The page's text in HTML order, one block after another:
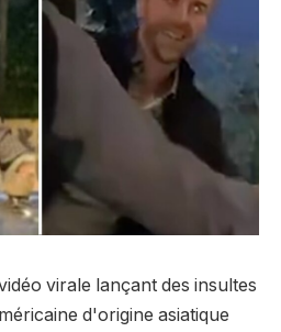
virale lançant des insultes
d'origine asiatique